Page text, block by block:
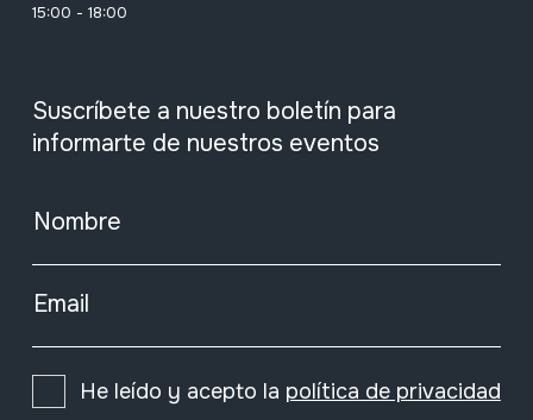
15:00 - 18:00
Suscríbete a nuestro boletín para
informarte de nuestros eventos
Nombre
Email
He leído y acepto la política de privacidad